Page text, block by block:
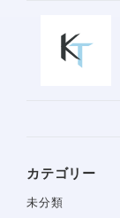
カテゴリー
未分類